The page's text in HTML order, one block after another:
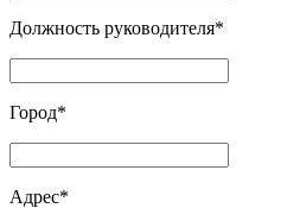
Должность руководителя*
Город*
Адрес*